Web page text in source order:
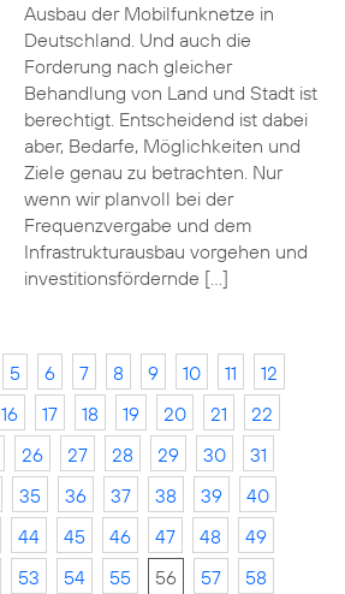
Ausbau der Mobilfunknetze in
Deutschland. Und auch die
Forderung nach gleicher
Behandlung von Land und Stadt ist
berechtigt. Entscheidend ist dabei
aber, Bedarfe, Möglichkeiten und
Ziele genau zu betrachten. Nur
wenn wir planvoll bei der
Frequenzvergabe und dem
Infrastrukturausbau vorgehen und
investitionsfördernde […]
5 6 7 8 9 10 11
12
16 17 18 19 20 21
22
26 27 28 29 30
31
35 36 37 38 39
40
44 45 46 47 48
49
53 54 55 56 57
58